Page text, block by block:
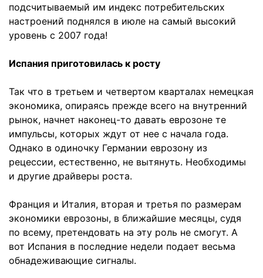
подсчитываемый им индекс потребительских
настроений поднялся в июле на самый высокий
уровень с 2007 года!
Испания приготовилась к росту
Так что в третьем и четвертом кварталах немецкая
экономика, опираясь прежде всего на внутренний
рынок, начнет наконец-то давать еврозоне те
импульсы, которых ждут от нее с начала года.
Однако в одиночку Германии еврозону из
рецессии, естественно, не вытянуть. Необходимы
и другие драйверы роста.
Франция и Италия, вторая и третья по размерам
экономики еврозоны, в ближайшие месяцы, судя
по всему, претендовать на эту роль не смогут. А
вот Испания в последние недели подает весьма
обнадеживающие сигналы.